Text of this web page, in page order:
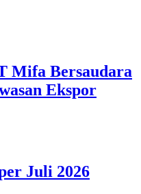
Mifa Bersaudara
Ekspor
Juli 2026